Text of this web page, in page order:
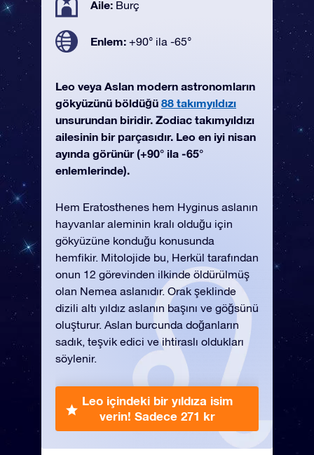
Aile: Burç
Enlem: +90° ila -65°
Leo veya Aslan modern astronomların
gökyüzünü böldüğü 88 takımyıldızı
unsurundan biridir. Zodiac takımyıldızı
ailesinin bir parçasıdır. Leo en iyi nisan
ayında görünür (+90° ila -65°
enlemlerinde).
Hem Eratosthenes hem Hyginus aslanın
hayvanlar aleminin kralı olduğu için
gökyüzüne konduğu konusunda
hemfikir. Mitolojide bu, Herkül tarafından
onun 12 görevinden ilkinde öldürülmüş
olan Nemea aslanıdır. Orak şeklinde
dizili altı yıldız aslanın başını ve göğsünü
oluşturur. Aslan burcunda doğanların
sadık, teşvik edici ve ihtiraslı oldukları
söylenir.
Leo içindeki bir yıldıza isim
verin! Sadece 271 kr